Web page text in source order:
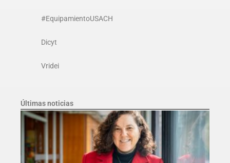
#EquipamientoUSACH
Dicyt
Vridei
Últimas noticias